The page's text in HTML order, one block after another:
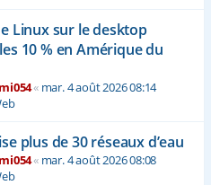
Linux sur le desktop
10 % en Amérique du
« mar. 4 août 2026 08:14
plus de 30 réseaux d’eau
« mar. 4 août 2026 08:08